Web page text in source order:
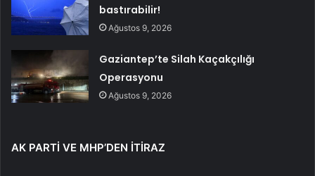
bastırabilir!
Ağustos 9, 2026
Gaziantep’te Silah Kaçakçılığı
Operasyonu
Ağustos 9, 2026
AK PARTİ VE MHP’DEN İTİRAZ